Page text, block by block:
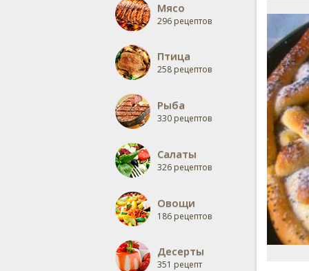
Мясо
296 рецептов
Птица
258 рецептов
Рыба
330 рецептов
Салаты
326 рецептов
Овощи
186 рецептов
Десерты
351 рецепт